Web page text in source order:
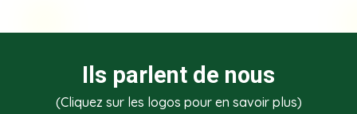
Ils parlent de nous
(Cliquez sur les logos pour en savoir plus)